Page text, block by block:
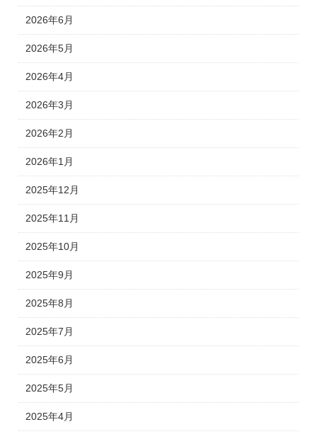
2026年6月
2026年5月
2026年4月
2026年3月
2026年2月
2026年1月
2025年12月
2025年11月
2025年10月
2025年9月
2025年8月
2025年7月
2025年6月
2025年5月
2025年4月